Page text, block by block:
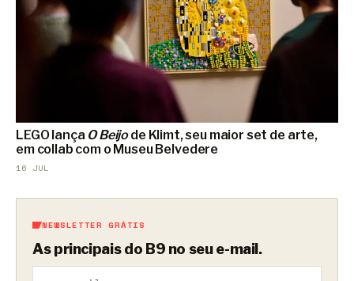
LEGO lança O Beijode Klimt, seu maior set de arte,
em collab com o Museu Belvedere
16 JUL
NEWSLETTER GRÁTIS
As principais do B9 no seu e-mail.